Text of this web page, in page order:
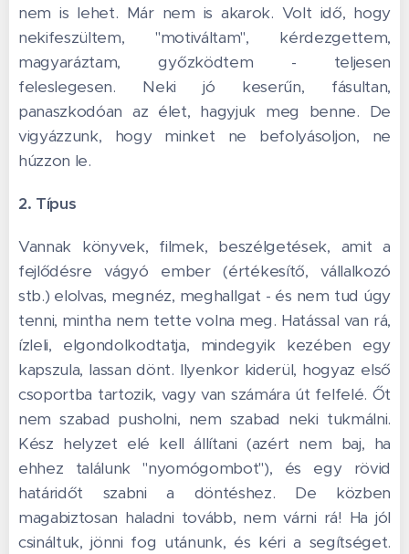
nem is lehet. Már nem is akarok. Volt idő, hogy
nekifeszültem, "motiváltam", kérdezgettem,
magyaráztam, győzködtem - teljesen
feleslegesen. Neki jó keserűn, fásultan,
panaszkodóan az élet, hagyjuk meg benne. De
vigyázzunk, hogy minket ne befolyásoljon, ne
húzzon le.
2. Típus
Vannak könyvek, filmek, beszélgetések, amit a
fejlődésre vágyó ember (értékesítő, vállalkozó
stb.) elolvas, megnéz, meghallgat - és nem tud úgy
tenni, mintha nem tette volna meg. Hatással van rá,
ízleli, elgondolkodtatja, mindegyik kezében egy
kapszula, lassan dönt. Ilyenkor kiderül, hogyaz első
csoportba tartozik, vagy van számára út felfelé. Őt
nem szabad pusholni, nem szabad neki tukmálni.
Kész helyzet elé kell állítani (azért nem baj, ha
ehhez találunk "nyomógombot"), és egy rövid
határidőt szabni a döntéshez. De közben
magabiztosan haladni tovább, nem várni rá! Ha jól
csináltuk, jönni fog utánunk, és kéri a segítséget.